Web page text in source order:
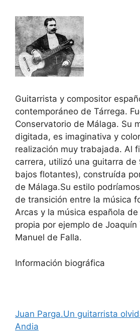
Guitarrista y compositor
contemporáneo de Tárrega.
Conservatorio de Málaga. Su
digitada, es imaginativa y
realización muy trabajada. Al
carrera, utilizó una guitarra
bajos flotantes), construída
de Málaga.Su estilo
de transición entre la música
Arcas y la música española
propia por ejemplo de Joaquín
Manuel de Falla.
Información biográfica
Juan Parga.Un guitarrista
Andia